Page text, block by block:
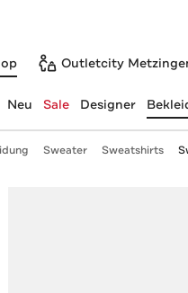
Outletcity
ausgewählt:
Neu Sale Designer
Sweater Sweatshirts